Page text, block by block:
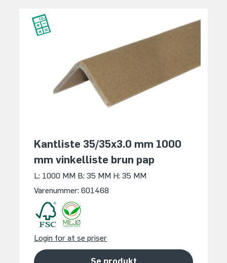
Kantliste 35/35x3.0 mm 1000
mm vinkelliste brun pap
L: 1000 MM B: 35 MM H: 35 MM
Varenummer: 601468
Login for at se priser
Se produkt